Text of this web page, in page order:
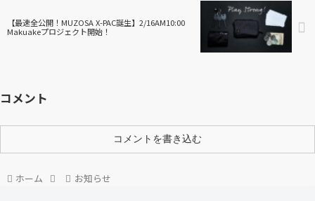
【最速全公開！MUZOSA X-PAC誕生】2/16AM10:00
Makuakeプロジェクト開始！
コメント
コメントを書き込む
ホーム お知らせ